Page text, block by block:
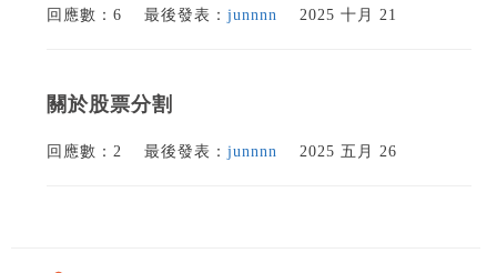
回應數：6 最後發表： junnnn 2025 十月 21
關於股票分割
回應數：2 最後發表： junnnn 2025 五月 26